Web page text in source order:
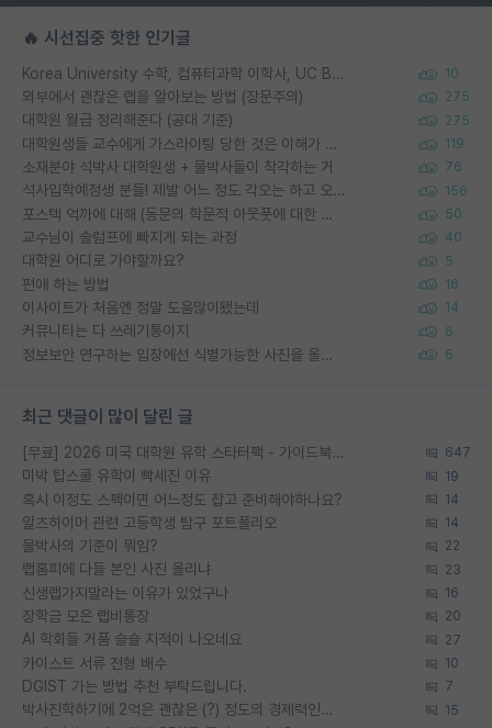
🔥 시선집중 핫한 인기글
Korea University 수학, 컴퓨터과학 이학사, UC Berkeley 산업공학 대학원 공학박사가 되는 것은 쉽지 않겠죠? 10
외부에서 괜찮은 랩을 알아보는 방법 (장문주의) 275
대학원 월급 정리해준다 (공대 기준) 275
대학원생들 교수에게 가스라이팅 당한 것은 이해가 갑니다. 안타깝네요. 119
소재분야 석박사 대학원생 + 물박사들이 착각하는 거 76
석사입학예정생 분들! 제발 어느 정도 각오는 하고 오세요. 156
포스텍 억까에 대해 (동문의 학문적 아웃풋에 대한 반박) 50
교수님이 슬럼프에 빠지게 되는 과정 40
대학원 어디로 가야할까요? 5
편애 하는 방법 16
이사이트가 처음엔 정말 도움많이됐는데 14
커뮤니티는 다 쓰레기통이지 6
정보보안 연구하는 입장에선 식별가능한 사진을 올리는건 비추이긴함 6
최근 댓글이 많이 달린 글
[무료] 2026 미국 대학원 유학 스타터팩 - 가이드북 & 합격자 컨택메일 템플릿 647
미박 탑스쿨 유학이 빡세진 이유 19
혹시 이정도 스펙이면 어느정도 잡고 준비해야하나요? 14
알츠하이머 관련 고등학생 탐구 포트폴리오 14
물박사의 기준이 뭐임? 22
랩홈피에 다들 본인 사진 올리냐 23
신생랩가지말라는 이유가 있었구나 16
장학금 모은 랩비통장 20
AI 학회들 거품 슬슬 지적이 나오네요 27
카이스트 서류 전형 배수 10
DGIST 가는 방법 추천 부탁드립니다. 7
박사진학하기에 2억은 괜찮은 (?) 정도의 경제력인가요 15